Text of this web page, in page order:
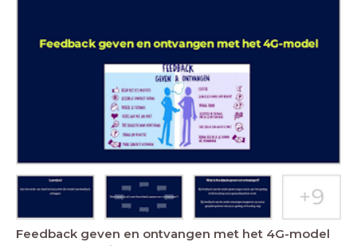
Feedback geven en ontvangen met het 4G-model